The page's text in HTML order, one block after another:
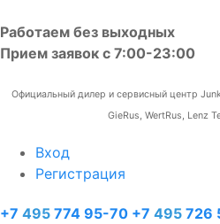
Работаем без выходных
Прием заявок с 7:00-23:00
Официальный дилер и сервисный центр
GieRus, WertRus, Lenz
Вход
Регистрация
+7 495 774 95-70 +7 495 726